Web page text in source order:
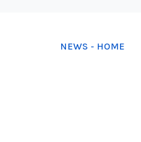
NEWS - HOME